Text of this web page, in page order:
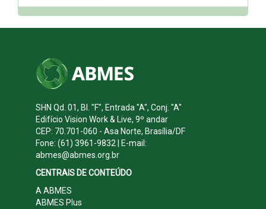
SHN Qd. 01, Bl. "F", Entrada "A", Conj. "A"
Edifício Vision Work & Live, 9º andar
CEP: 70.701-060 - Asa Norte, Brasília/DF
Fone: (61) 3961-9832 | E-mail:
abmes@abmes.org.br
CENTRAIS DE CONTEÚDO
A ABMES
ABMES Plus